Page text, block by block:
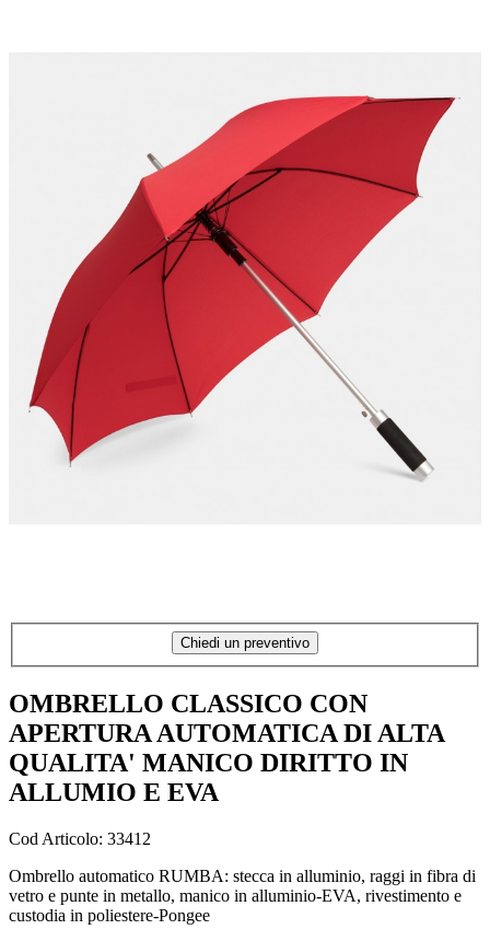
Chiedi un preventivo
OMBRELLO CLASSICO CON
APERTURA AUTOMATICA DI ALTA
QUALITA' MANICO DIRITTO IN
ALLUMIO E EVA
Cod Articolo: 33412
Ombrello automatico RUMBA: stecca in alluminio, raggi in fibra di
vetro e punte in metallo, manico in alluminio-EVA, rivestimento e
custodia in poliestere-Pongee